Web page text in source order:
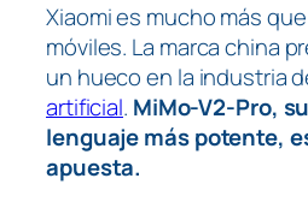
Xiaomi es mucho más
móviles. La marca china
un hueco en la industria
artificial. MiMo-V2-Pro,
lenguaje más potente,
apuesta.